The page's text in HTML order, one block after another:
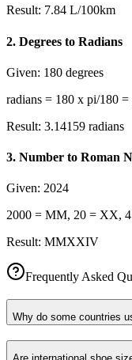
Result: 7.84 L/100km
2. Degrees to Radians
Given: 180 degrees
radians = 180 x pi/180 =
Result: 3.14159 radians
3. Number to Roman
Given: 2024
2000 = MM, 20 = XX,
Result: MMXXIV
Frequently Asked
Why do some countries